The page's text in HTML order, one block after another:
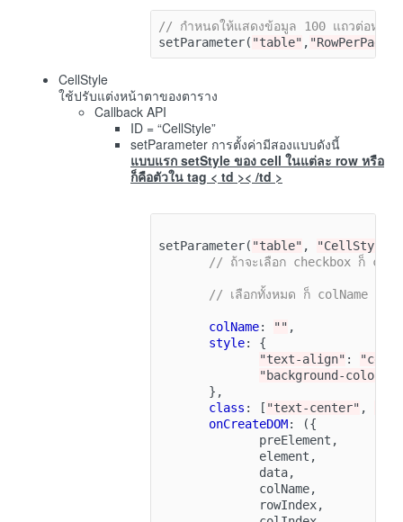
// กำหนดให้แสดงข้อมูล 100 แถวต่อหน้า
setParameter( "table" , "RowPerPage"
CellStyle
ใช้ปรับแต่งหน้าตาของตาราง
Callback API
ID = “CellStyle”
setParameter การตั้งค่ามีสองแบบดังนี้
แบบแรก setStyle ของ cell ในแต่ละ row หรือ
ก็คือตัวใน tag < td >< /td >
setParameter( "table" , "CellStyle"
// ถ้าจะเลือก checkbox ก็
// เลือกทั้งหมด ก็ colName :
colName: "" ,
style:
{
"text-align" :
"background-color"
},
class : [ "text-center" ,
onCreateDOM:
({
preElement ,
element ,
data,
colName,
rowIndex,